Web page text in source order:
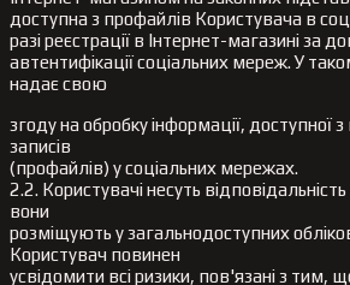
доступна з профайлів Користувача в
разі реєстрації в Інтернет-магазині за
автентифікації соціальних мереж. У
надає свою
згоду на обробку інформації, доступної
записів
(профайлів) у соціальних мережах.
2.2. Користувачі несуть
вони
розміщують у загальнодоступних
Користувач повинен
усвідомити всі ризики, пов'язані з тим,